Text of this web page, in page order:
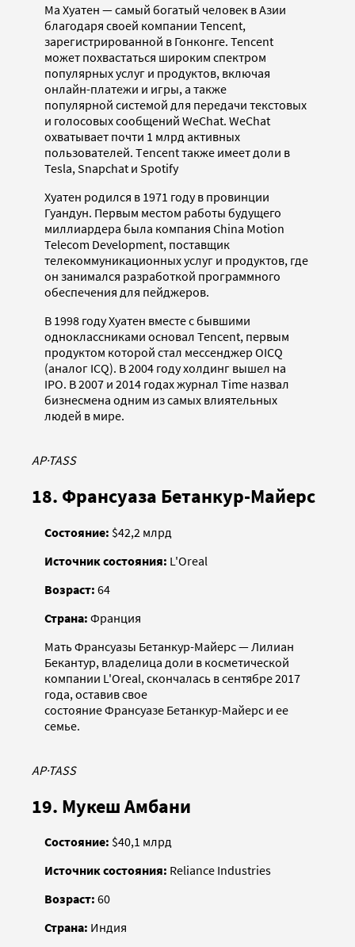
Ма Хуатен — самый богатый человек в Азии
благодаря своей компании Tencent,
зарегистрированной в Гонконге. Tencent
может похвастаться широким спектром
популярных услуг и продуктов, включая
онлайн-платежи и игры, а также
популярной системой для передачи текстовых
и голосовых сообщений WeChat. WeChat
охватывает почти 1 млрд активных
пользователей. Тencent также имеет доли в
Tesla, Snapchat и Spotify
Хуатен родился в 1971 году в провинции
Гуандун. Первым местом работы будущего
миллиардера была компания China Motion
Telecom Development, поставщик
телекоммуникационных услуг и продуктов, где
он занимался разработкой программного
обеспечения для пейджеров.
В 1998 году Хуатен вместе с бывшими
одноклассниками основал Tencent, первым
продуктом которой стал мессенджер OICQ
(аналог ICQ). В 2004 году холдинг вышел на
IPO. В 2007 и 2014 годах журнал Time назвал
бизнесмена одним из самых влиятельных
людей в мире.
AP·TASS
18. Франсуаза Бетанкур-Майерс
Состояние: $42,2 млрд
Источник состояния: L'Oreal
Возраст: 64
Страна: Франция
Мать Франсуазы Бетанкур-Майерс — Лилиан
Бекантур, владелица доли в косметической
компании L'Oreal, скончалась в сентябре 2017
года, оставив свое
состояние Франсуазе Бетанкур-Майерс и ее
семье.
AP·TASS
19. Мукеш Амбани
Состояние: $40,1 млрд
Источник состояния: Reliance Industries
Возраст: 60
Страна: Индия